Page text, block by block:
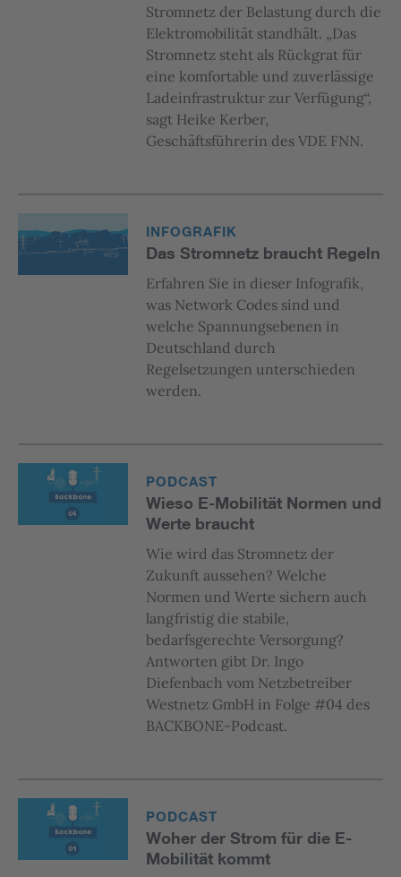
Stromnetz der Belastung durch die
Elektromobilität standhält. „Das
Stromnetz steht als Rückgrat für
eine komfortable und zuverlässige
Ladeinfrastruktur zur Verfügung“,
sagt Heike Kerber,
Geschäftsführerin des VDE FNN.
INFOGRAFIK
Das Stromnetz braucht Regeln
Erfahren Sie in dieser Infografik,
was Network Codes sind und
welche Spannungsebenen in
Deutschland durch
Regelsetzungen unterschieden
werden.
PODCAST
Wieso E-Mobilität Normen und
Werte braucht
Wie wird das Stromnetz der
Zukunft aussehen? Welche
Normen und Werte sichern auch
langfristig die stabile,
bedarfsgerechte Versorgung?
Antworten gibt Dr. Ingo
Diefenbach vom Netzbetreiber
Westnetz GmbH in Folge #04 des
BACKBONE-Podcast.
PODCAST
Woher der Strom für die E-
Mobilität kommt